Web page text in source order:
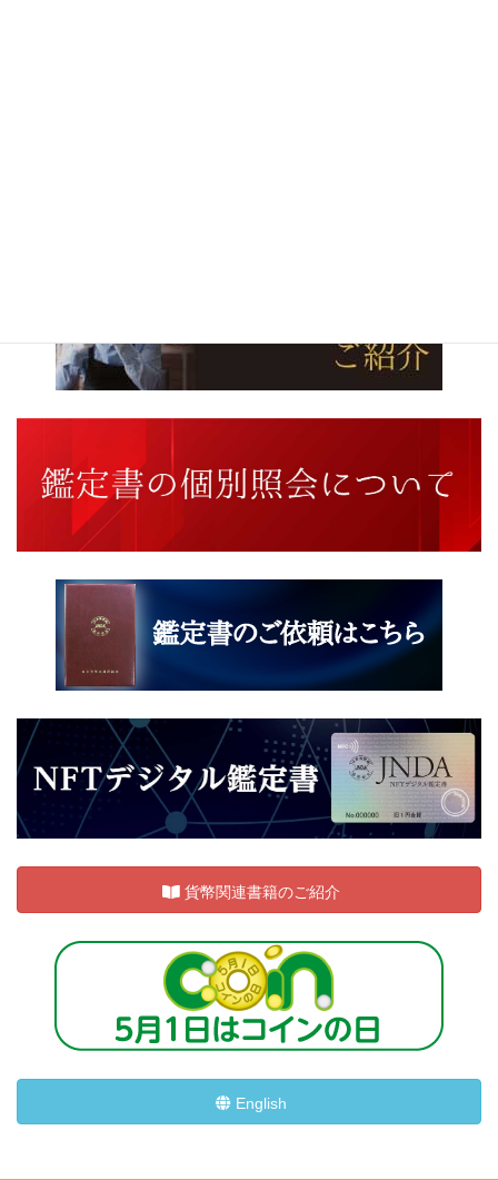
貨幣関連書籍のご紹介
English